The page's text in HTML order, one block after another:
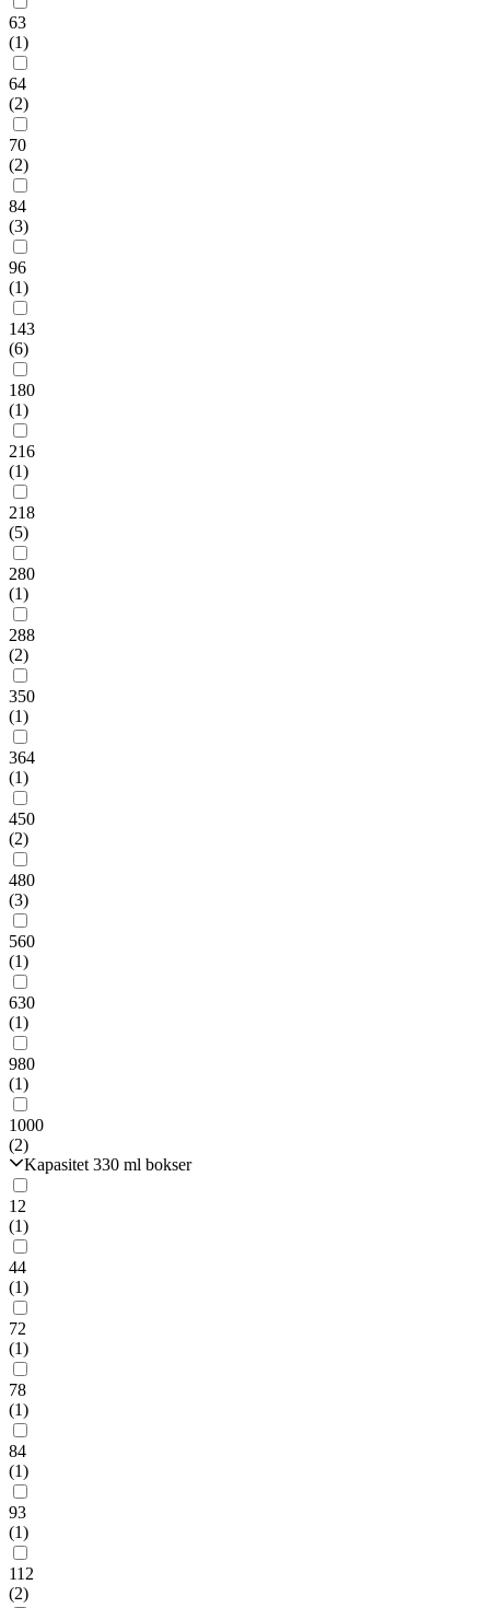
63
(1)
64
(2)
70
(2)
84
(3)
96
(1)
143
(6)
180
(1)
216
(1)
218
(5)
280
(1)
288
(2)
350
(1)
364
(1)
450
(2)
480
(3)
560
(1)
630
(1)
980
(1)
1000
(2)
Kapasitet 330 ml bokser
12
(1)
44
(1)
72
(1)
78
(1)
84
(1)
93
(1)
112
(2)